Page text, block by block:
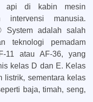
api di kabin mesin
intervensi manusia.
System adalah salah
teknologi pemadam
11 atau AF-36, yang
kelas D dan E. Kelas
listrik, sementara kelas
baja, timah, seng,